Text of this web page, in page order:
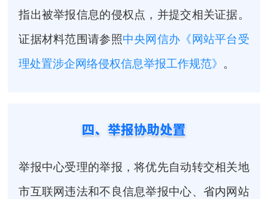
指出被举报信息的侵权点，并提交相关证据。
证据材料范围请参照中央网信办《网站平台受
理处置涉企网络侵权信息举报工作规范》 。
举报中心受理的举报，将优先自动转交相关地
市互联网违法和不良信息举报中心、省内网站